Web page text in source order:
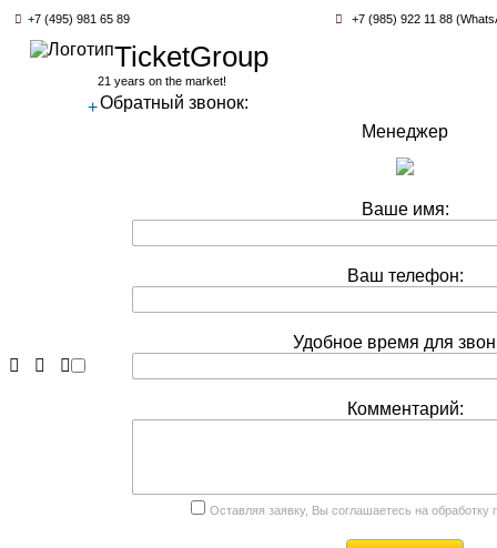
+7 (495) 981 65 89 +7 (985) 922 11 88
TicketGroup
21 years on the market!
+Обратный звонок:
Менеджер
Ваше имя:
Ваш телефон:
Удобное время для
Комментарий:
Оставляя заявку, Вы соглашаетесь на обработку